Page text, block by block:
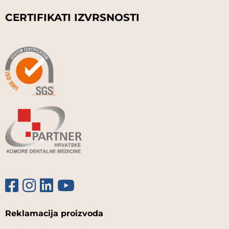
CERTIFIKATI IZVRSNOSTI
Reklamacija proizvoda